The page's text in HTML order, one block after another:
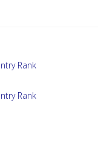
35, 2025, 4